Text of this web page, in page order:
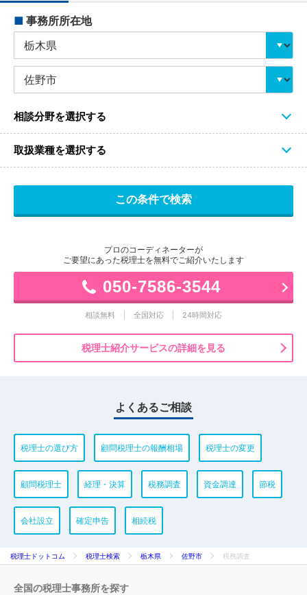
■ 事務所所在地
相談分野を選択する
取扱業種を選択する
プロのコーディネーターが
ご要望にあった税理士を無料でご紹介いたします
050-7586-3544
相談無料 全国対応 24時間対応
税理士紹介サービスの詳細を見る
よくあるご相談
税理士の選び方 顧問税理士の報酬相場 税理士の変更
顧問税理士 経理・決算 税務調査 資金調達 節税
会社設立 確定申告 相続税
税理士ドットコム 税理士検索 栃木県 佐野市 税務調査
全国の税理士事務所を探す